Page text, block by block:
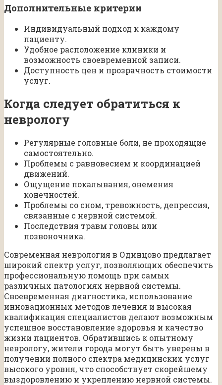
Дополнительные критерии
Индивидуальный подход к каждому
пациенту.
Удобное расположение клиники и
возможность своевременной записи.
Доступность цен и прозрачность стоимости
услуг.
Когда следует обратиться к
неврологу
Регулярные головные боли, не проходящие
самостоятельно.
Проблемы с равновесием и координацией
движений.
Ощущение покалывания, онемения
конечностей.
Проблемы со сном, тревожность, депрессия,
связанные с нервной системой.
Последствия травм головы или
позвоночника.
Современная неврология в Одинцово предлагает
широкий спектр услуг, позволяющих обеспечить
профессиональную помощь при самых
различных патологиях нервной системы.
Своевременная диагностика, использование
инновационных методов лечения и высокая
квалификация специалистов делают возможным
успешное восстановление здоровья и качество
жизни пациентов. Обратившись к опытному
неврологу, жители города могут быть уверены в
получении полного спектра медицинских услуг
высокого уровня, что способствует скорейшему
выздоровлению и укреплению нервной системы.